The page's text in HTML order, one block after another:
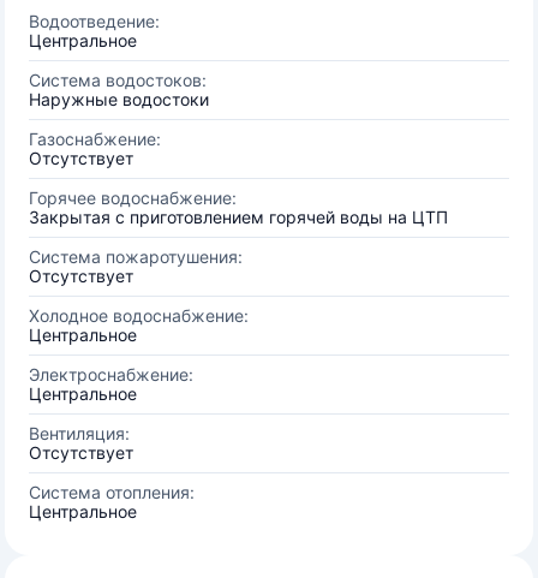
Водоотведение:
Центральное
Система водостоков:
Наружные водостоки
Газоснабжение:
Отсутствует
Горячее водоснабжение:
Закрытая с приготовлением горячей воды на ЦТП
Система пожаротушения:
Отсутствует
Холодное водоснабжение:
Центральное
Электроснабжение:
Центральное
Вентиляция:
Отсутствует
Система отопления:
Центральное